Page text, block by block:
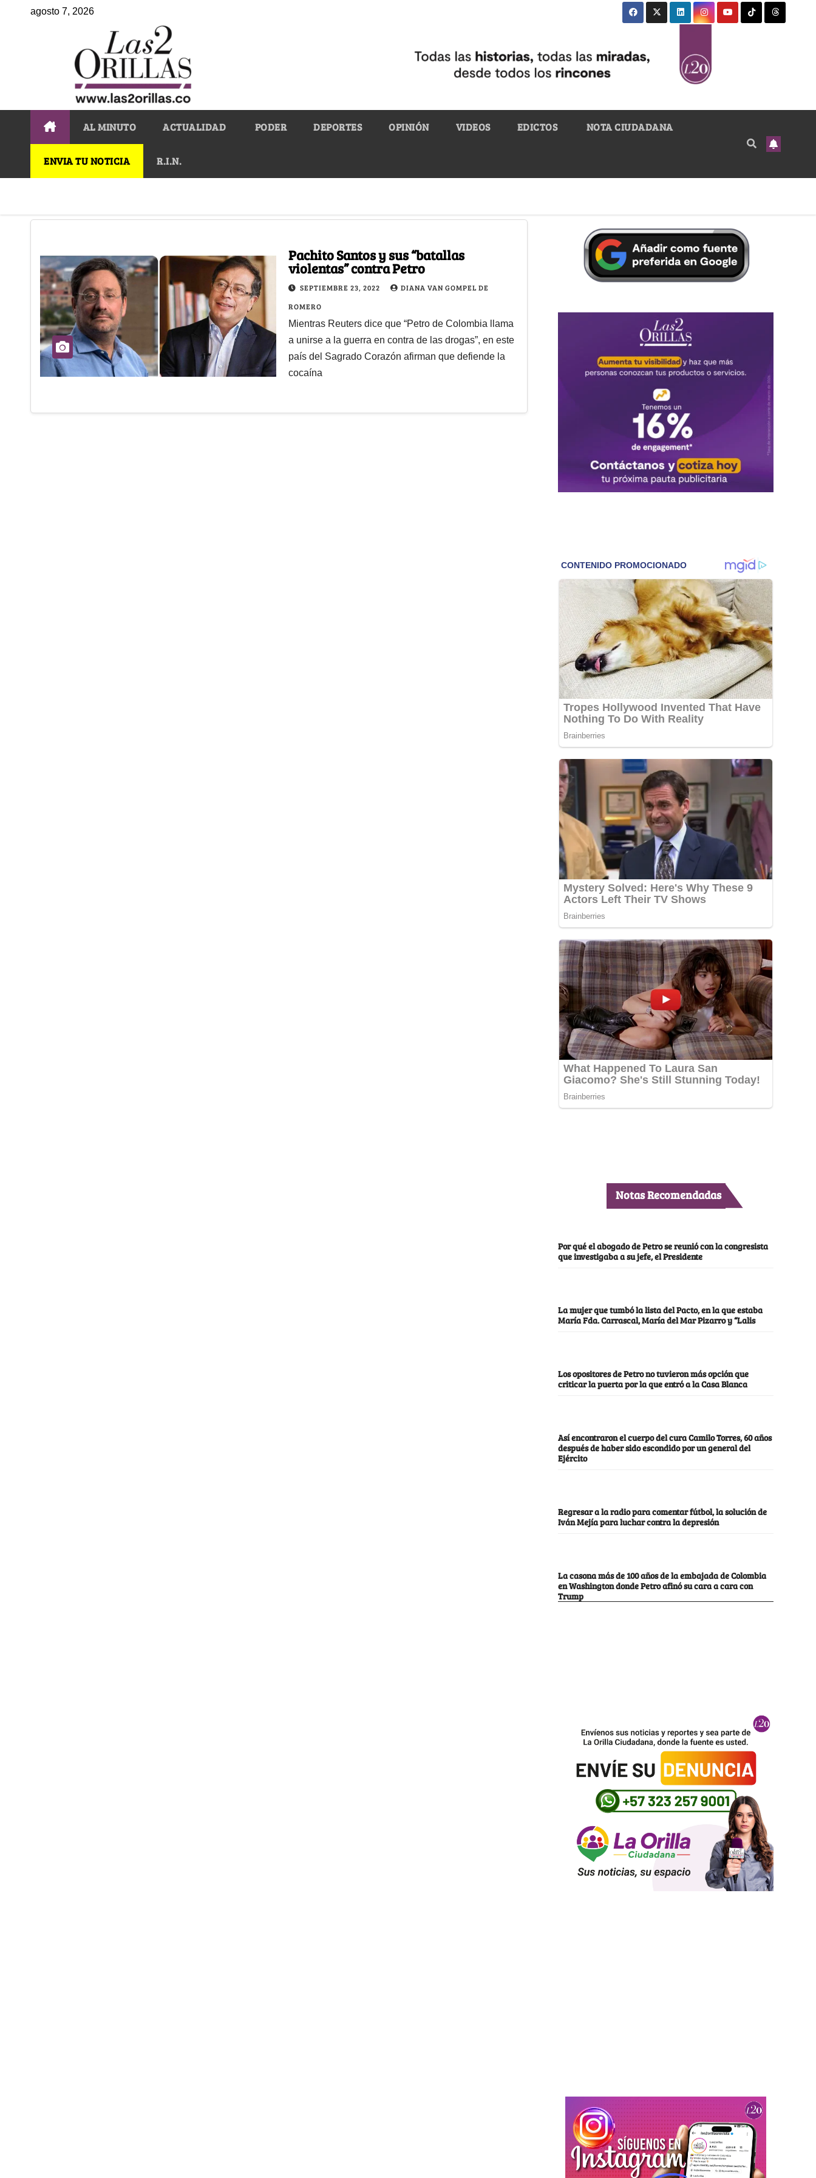
agosto 7, 2026
AL MINUTO ACTUALIDAD PODER DEPORTES OPINIÓN VIDEOS EDICTOS NOTA CIUDADANA
ENVIA TU NOTICIA R.I.N.
Pachito Santos y sus “batallas
violentas” contra Petro
SEPTIEMBRE 23, 2022
DIANA VAN GOMPEL DE
ROMERO
Mientras Reuters dice que “Petro de Colombia llama
a unirse a la guerra en contra de las drogas”, en este
país del Sagrado Corazón afirman que defiende la
cocaína
Notas Recomendadas
Por qué el abogado de Petro se reunió con la congresista
que investigaba a su jefe, el Presidente
La mujer que tumbó la lista del Pacto, en la que estaba
María Fda. Carrascal, María del Mar Pizarro y “Lalis
Los opositores de Petro no tuvieron más opción que
criticar la puerta por la que entró a la Casa Blanca
Así encontraron el cuerpo del cura Camilo Torres, 60 años
después de haber sido escondido por un general del
Ejército
Regresar a la radio para comentar fútbol, la solución de
Iván Mejía para luchar contra la depresión
La casona más de 100 años de la embajada de Colombia
en Washington donde Petro afinó su cara a cara con
Trump